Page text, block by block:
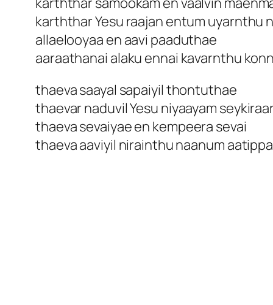
karththar Yesu raajan entum uyarnthu
allaelooyaa en aavi paaduthae
aaraathanai alaku ennai kavarnthu
thaeva saayal sapaiyil thontuthae
thaevar naduvil Yesu niyaayam seykiraar
thaeva sevaiyae en kempeera sevai
thaeva aaviyil nirainthu naanum